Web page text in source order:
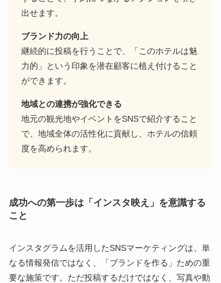
出せます。
ブランド力の向上
継続的に投稿を行うことで、「このホテルは魅
力的」という印象を潜在顧客に植え付けること
ができます。
地域との連携が強化できる
地元の観光地やイベントをSNSで紹介すること
で、地域全体の活性化に貢献し、ホテルの信頼
度を高められます。
成功への第一歩は「インスタ映え」を意識する
こと
インスタグラムを活用したSNSマーケティングは、単
なる情報発信ではなく、「ブランドを作る」ための重
要な施策です。ただ投稿するだけではなく、写真や動